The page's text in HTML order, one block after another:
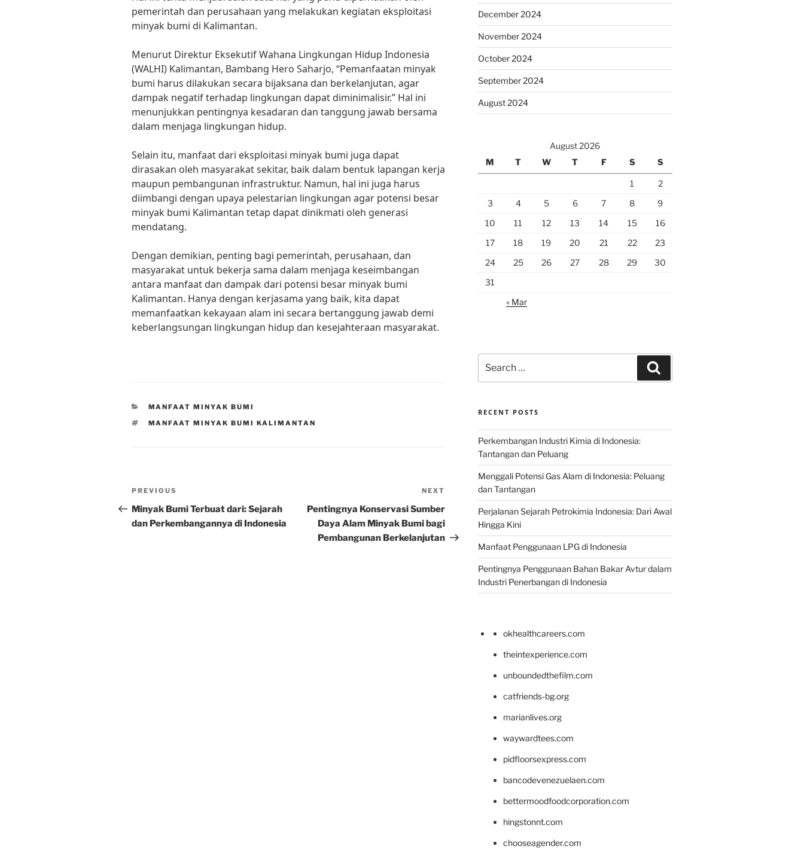
pemerintah dan perusahaan yang melakukan kegiatan eksploitasi
minyak bumi di Kalimantan.
Menurut Direktur Eksekutif Wahana Lingkungan Hidup Indonesia
(WALHI) Kalimantan, Bambang Hero Saharjo, “Pemanfaatan minyak
bumi harus dilakukan secara bijaksana dan berkelanjutan, agar
dampak negatif terhadap lingkungan dapat diminimalisir.” Hal ini
menunjukkan pentingnya kesadaran dan tanggung jawab bersama
dalam menjaga lingkungan hidup.
Selain itu, manfaat dari eksploitasi minyak bumi juga dapat
dirasakan oleh masyarakat sekitar, baik dalam bentuk lapangan kerja
maupun pembangunan infrastruktur. Namun, hal ini juga harus
diimbangi dengan upaya pelestarian lingkungan agar potensi besar
minyak bumi Kalimantan tetap dapat dinikmati oleh generasi
mendatang.
Dengan demikian, penting bagi pemerintah, perusahaan, dan
masyarakat untuk bekerja sama dalam menjaga keseimbangan
antara manfaat dan dampak dari potensi besar minyak bumi
Kalimantan. Hanya dengan kerjasama yang baik, kita dapat
memanfaatkan kekayaan alam ini secara bertanggung jawab demi
keberlangsungan lingkungan hidup dan kesejahteraan masyarakat.
CATEGORIES
MANFAAT MINYAK BUMI
TAGS
MANFAAT MINYAK BUMI KALIMANTAN
Post
navigation
Previous
Post
PREVIOUS
Minyak Bumi Terbuat dari: Sejarah
dan Perkembangannya di Indonesia
Post
NEXT
Pentingnya Konservasi Sumber
Daya Alam Minyak Bumi bagi
Pembangunan Berkelanjutan
December 2024
November 2024
October 2024
September 2024
August 2024
August 2026
M
T W T F S S
1
2
3
4 5 6 7 8
9
10
11 12 13 14 15
16
17
18 19 20 21 22
23
24
25 26 27 28 29
30
31
« Mar
for:
RECENT POSTS
Perkembangan Industri Kimia di Indonesia:
Tantangan dan Peluang
Menggali Potensi Gas Alam di Indonesia: Peluang
dan Tantangan
Perjalanan Sejarah Petrokimia Indonesia: Dari Awal
Hingga Kini
Manfaat Penggunaan LPG di Indonesia
Pentingnya Penggunaan Bahan Bakar Avtur dalam
Industri Penerbangan di Indonesia
okhealthcareers.com
theintexperience.com
unboundedthefilm.com
catfriends-bg.org
marianlives.org
waywardtees.com
pidfloorsexpress.com
bancodevenezuelaen.com
bettermoodfoodcorporation.com
hingstonnt.com
chooseagender.com